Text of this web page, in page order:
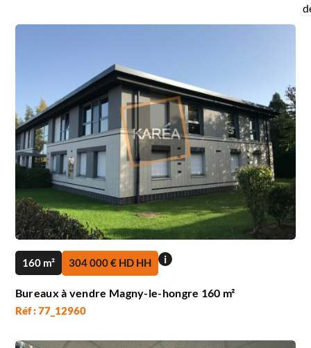
160 m² 304 000 € HD HH i
Bureaux à vendre Magny-le-hongre 160 m²
Réf : 77_12960